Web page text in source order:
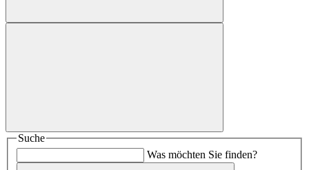
Suche
Was möchten Sie finden?